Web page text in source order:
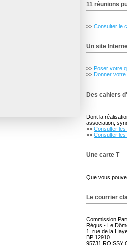
11 réunions
>> Consulter le
Un site
>> Poser votre
>> Donner
Des cahiers
Dont la
association,
>> Consulter
>> Consulter
Une carte T
Que vous
Le courrier
Commission
Régus - Le
1, rue de la
BP 12910
95731 ROISSY